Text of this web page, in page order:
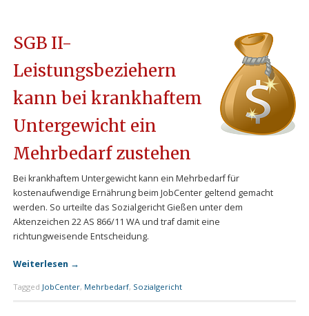
SGB II-
Leistungsbeziehern
kann bei krankhaftem
Untergewicht ein
Mehrbedarf zustehen
Bei krankhaftem Untergewicht kann ein Mehrbedarf für
kostenaufwendige Ernährung beim JobCenter geltend gemacht
werden. So urteilte das Sozialgericht Gießen unter dem
Aktenzeichen 22 AS 866/11 WA und traf damit eine
richtungweisende Entscheidung.
Weiterlesen →
Tagged JobCenter, Mehrbedarf, Sozialgericht